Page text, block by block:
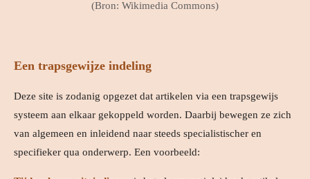
(Bron: Wikimedia Commons)
Een trapsgewijze indeling
Deze site is zodanig opgezet dat artikelen via een trapsgewijs
systeem aan elkaar gekoppeld worden. Daarbij bewegen ze zich
van algemeen en inleidend naar steeds specialistischer en
specifieker qua onderwerp. Een voorbeeld: